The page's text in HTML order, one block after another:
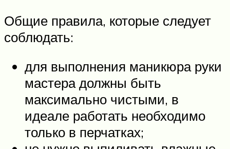
Общие правила, которые следует
соблюдать:
для выполнения маникюра руки
мастера должны быть
максимально чистыми, в
идеале работать необходимо
только в перчатках;